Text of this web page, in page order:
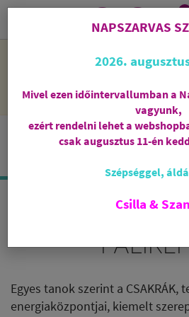
NAPSZARVAS SZÜNET: 2026.
feldolgozni
i
0
CSAKRA
Egyes tanok szerint a CSAKRÁK,
energiaközpontjai, kiemelt
NAPSZARVAS
2026.
Mivel ezen időintervallumban a
vagyunk,
ezért rendelni lehet a
csak augusztus 11-én
Szépséggel,
Csilla &